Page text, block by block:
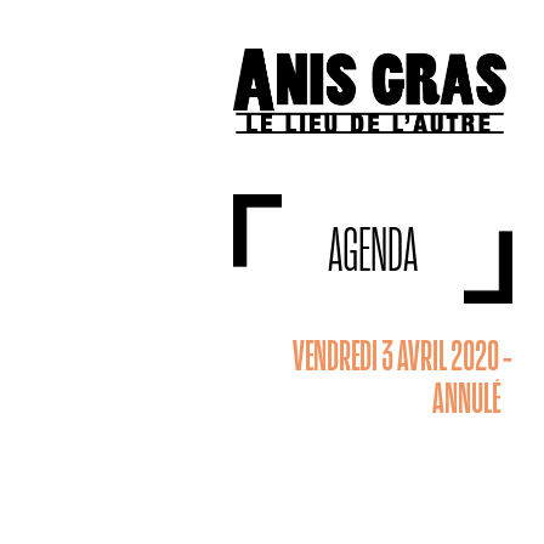
AGENDA
VENDREDI 3 AVRIL 2020 -
ANNULÉ